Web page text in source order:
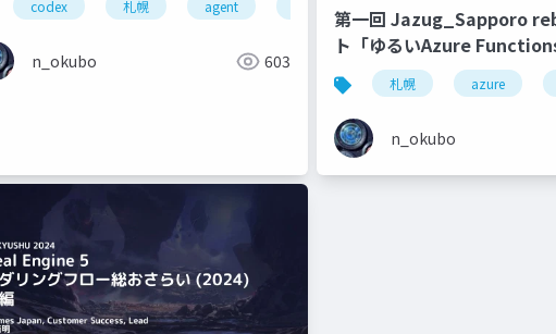
codex 札幌 agent
n_okubo 603
第一回 Jazug_Sapporo
ト「ゆるいAzure Functions
札幌 azure
n_okubo